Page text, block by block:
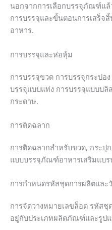
นอกจากการเลือกบรรจุภัณฑ์แล้
การบรรจุและขั้นตอนการเสร็จ
อาหาร.
การบรรจุและห่อหุ้ม
การบรรจุขวด การบรรจุกระปอ
บรรจุแบบแท่ง การบรรจุแบบบลิ
กระดาษ.
การติดฉลาก
การติดฉลากสำหรับขวด, กระปุ
แบบบรรจุภัณฑ์อาหารเสริมแบ
การกำหนดรหัสชุดการผลิตและ
การจัดวางหมายเลขล็อต รหัส
อยู่กับประเภทผลิตภัณฑ์และรูป